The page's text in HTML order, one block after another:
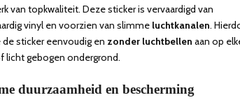
van topkwaliteit. Deze sticker is vervaardigd van
vinyl en voorzien van slimme luchtkanalen.
de sticker eenvoudig en zonder luchtbellen aan op
licht gebogen ondergrond.
duurzaamheid en bescherming